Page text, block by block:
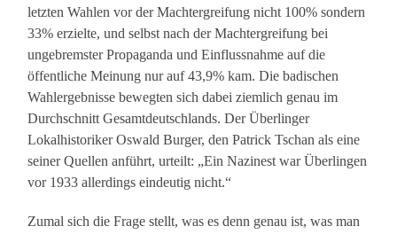
letzten Wahlen vor der Machtergreifung nicht 100% sondern
33% erzielte, und selbst nach der Machtergreifung bei
ungebremster Propaganda und Einflussnahme auf die
öffentliche Meinung nur auf 43,9% kam. Die badischen
Wahlergebnisse bewegten sich dabei ziemlich genau im
Durchschnitt Gesamtdeutschlands. Der Überlinger
Lokalhistoriker Oswald Burger, den Patrick Tschan als eine
seiner Quellen anführt, urteilt: „Ein Nazinest war Überlingen
vor 1933 allerdings eindeutig nicht.“
Zumal sich die Frage stellt, was es denn genau ist, was man